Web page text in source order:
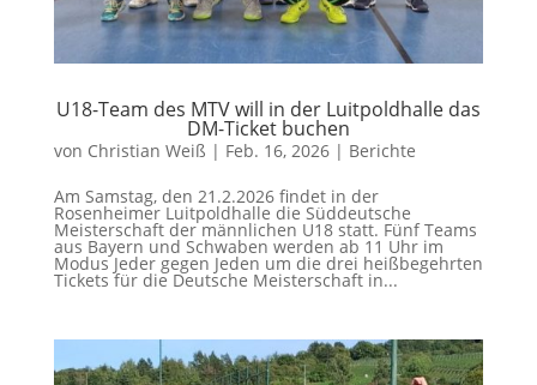
U18-Team des MTV will in der Luitpoldhalle das
DM-Ticket buchen
von Christian Weiß | Feb. 16, 2026| Berichte
Am Samstag, den 21.2.2026 findet in der
Rosenheimer Luitpoldhalle die Süddeutsche
Meisterschaft der männlichen U18 statt. Fünf Teams
aus Bayern und Schwaben werden ab 11 Uhr im
Modus Jeder gegen Jeden um die drei heißbegehrten
Tickets für die Deutsche Meisterschaft in...